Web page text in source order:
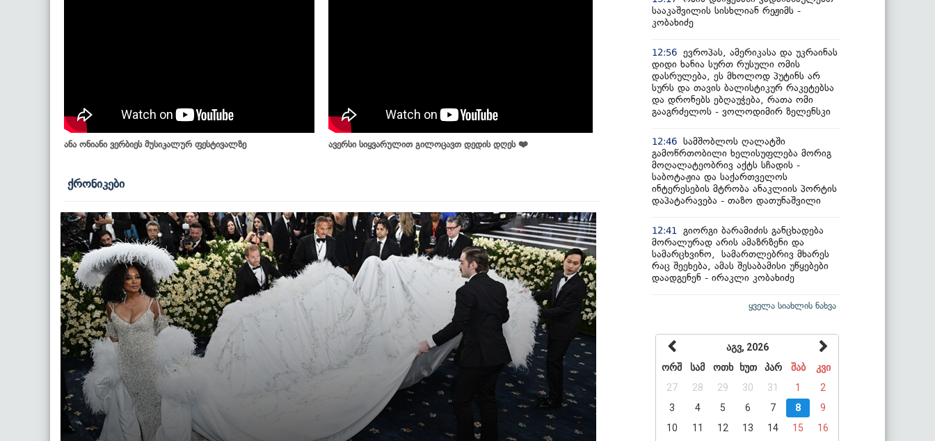
ანა ონიანი ვერბიეს მუსიკალურ ფესტივალზე ავერსი სიყვარულით გილოცავთ დედის დღეს ❤️
ქრონიკები
სააკაშვილის სისხლიან რეჟიმს -
კობახიძე
12:56 ევროპას, ამერიკასა და უკრაინას
დიდი ხანია სურთ რუსული ომის
დასრულება, ეს მხოლოდ პუტინს არ
სურს და თავის ბალისტიკურ რაკეტებსა
და დრონებს ებღაუჭება, რათა ომი
გააგრძელოს - ვოლოდიმირ ზელენსკი
12:46 სამშობლოს ღალატში
გამოწრთობილი ხელისუფლება მორიგ
მოღალატეობრივ აქტს სჩადის -
საბოტაჟია და საქართველოს
ინტერესების მტრობა ანაკლიის პორტის
დაპატარავება - თაზო დათუნაშვილი
12:41
გიორგი ბარამიძის განცხადება
მორალურად არის ამაზრზენი და
სამარცხვინო, სამართლებრივ მხარეს
რაც შეეხება, ამას შესაბამისი უწყებები
დაადგენენ - ირაკლი კობახიძე
ყველა სიახლის ნახვა
აგვ, 2026
ორშ
სამ ოთხ ხუთ პარ შაბ
კვი
27
28 29 30 31 1
2
3
4 5 6 7 8
9
10
11 12 13 14 15
16